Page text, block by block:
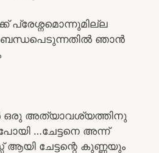
പ്രേശ്നമൊന്നുമില്ല
ഞാൻ
ഒരു അത്യാവശ്യത്തിനു
…ചേട്ടനെ അന്ന്
ആയി ചേട്ടന്റെ കുണ്ണയും